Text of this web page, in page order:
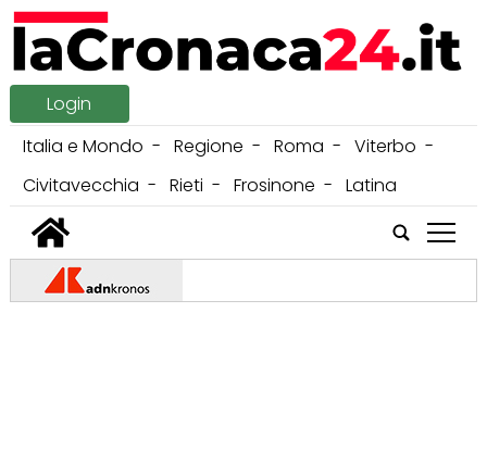
Login
Italia e Mondo
Regione Roma
Viterbo
Civitavecchia
Rieti Frosinone
Latina
tap